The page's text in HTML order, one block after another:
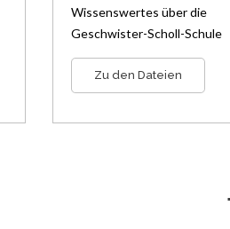
Wissenswertes über die
Geschwister-Scholl-Schule
Zu den Dateien